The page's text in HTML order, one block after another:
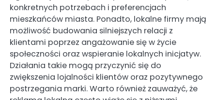
konkretnych potrzebach i preferencjach
mieszkańców miasta. Ponadto, lokalne firmy mają
możliwość budowania silniejszych relacji z
klientami poprzez angażowanie się w życie
społeczności oraz wspieranie lokalnych inicjatyw.
Działania takie mogą przyczynić się do
zwiększenia lojalności klientów oraz pozytywnego
postrzegania marki. Warto również zauważyć, że